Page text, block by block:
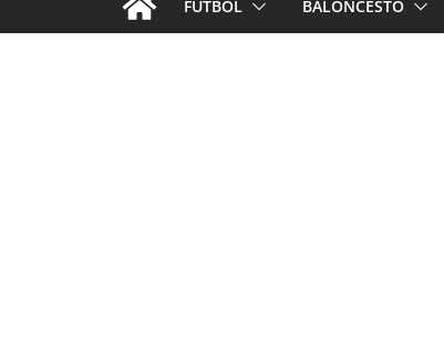
FÚTBOL BALONCESTO